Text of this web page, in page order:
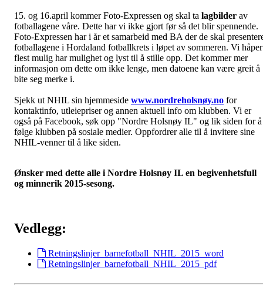
15. og 16.april kommer Foto-Expressen og skal ta lagbilder av
fotballagene våre. Dette har vi ikke gjort før så det blir spennende.
Foto-Expressen har i år et samarbeid med BA der de skal
fotballagene i Hordaland fotballkrets i løpet av sommeren. Vi håper
flest mulig har mulighet og lyst til å stille opp. Det kommer mer
informasjon om dette om ikke lenge, men datoene kan være greit å
bite seg merke i.
Sjekk ut NHIL sin hjemmeside www.nordreholsnøy.no for
kontaktinfo, utleiepriser og annen aktuell info om klubben. Vi er
også på Facebook, søk opp "Nordre Holsnøy IL" og lik siden for å
følge klubben på sosiale medier. Oppfordrer alle til å invitere sine
NHIL-venner til å like siden.
Ønsker med dette alle i Nordre Holsnøy IL en begivenhetsfull
og minnerik 2015-sesong.
Vedlegg:
Retningslinjer_barnefotball_NHIL_2015_word
Retningslinjer_barnefotball_NHIL_2015_pdf